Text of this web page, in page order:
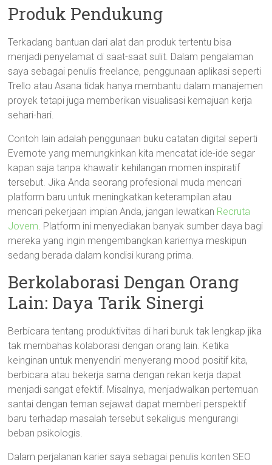
Produk Pendukung
Terkadang bantuan dari alat dan produk tertentu bisa
menjadi penyelamat di saat-saat sulit. Dalam pengalaman
saya sebagai penulis freelance, penggunaan aplikasi seperti
Trello atau Asana tidak hanya membantu dalam manajemen
proyek tetapi juga memberikan visualisasi kemajuan kerja
sehari-hari.
Contoh lain adalah penggunaan buku catatan digital seperti
Evernote yang memungkinkan kita mencatat ide-ide segar
kapan saja tanpa khawatir kehilangan momen inspiratif
tersebut. Jika Anda seorang profesional muda mencari
platform baru untuk meningkatkan keterampilan atau
mencari pekerjaan impian Anda, jangan lewatkan Recruta
Jovem. Platform ini menyediakan banyak sumber daya bagi
mereka yang ingin mengembangkan kariernya meskipun
sedang berada dalam kondisi kurang prima.
Berkolaborasi Dengan Orang
Lain: Daya Tarik Sinergi
Berbicara tentang produktivitas di hari buruk tak lengkap jika
tak membahas kolaborasi dengan orang lain. Ketika
keinginan untuk menyendiri menyerang mood positif kita,
berbicara atau bekerja sama dengan rekan kerja dapat
menjadi sangat efektif. Misalnya, menjadwalkan pertemuan
santai dengan teman sejawat dapat memberi perspektif
baru terhadap masalah tersebut sekaligus mengurangi
beban psikologis.
Dalam perjalanan karier saya sebagai penulis konten SEO